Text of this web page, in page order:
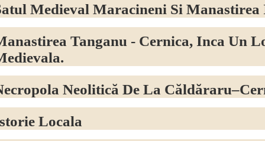
Medieval Maracineni Si Manastirea
Tanganu - Cernica, Inca Un
Neolitică De La
Locala